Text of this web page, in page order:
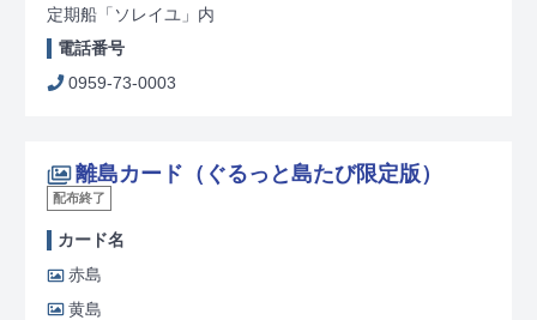
定期船「ソレイユ」内
電話番号
0959-73-0003
離島カード（ぐるっと島たび限定版）
配布終了
カード名
赤島
黄島